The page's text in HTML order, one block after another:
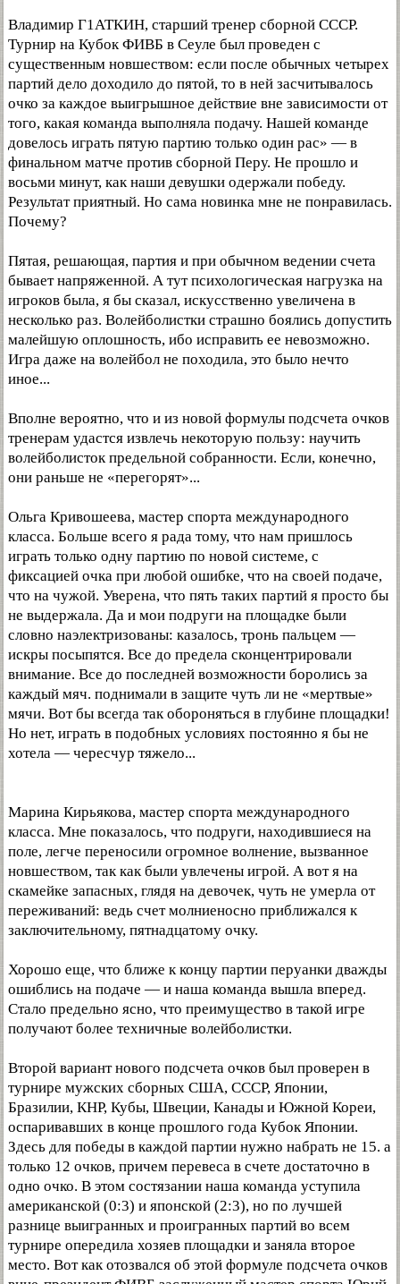
Владимир Г1АТКИН, старший тренер сборной СССР.
Турнир на Кубок ФИВБ в Сеуле был проведен с
существенным новшеством: если после обычных четырех
партий дело доходило до пятой, то в ней засчитывалось
очко за каждое выигрышное действие вне зависимости от
того, какая команда выполняла подачу. Нашей команде
довелось играть пятую партию только один рас» — в
финальном матче против сборной Перу. Не прошло и
восьми минут, как наши девушки одержали победу.
Результат приятный. Но сама новинка мне не понравилась.
Почему?
Пятая, решающая, партия и при обычном ведении счета
бывает напряженной. А тут психологическая нагрузка на
игроков была, я бы сказал, искусственно увеличена в
несколько раз. Волейболистки страшно боялись допустить
малейшую оплошность, ибо исправить ее невозможно.
Игра даже на волейбол не походила, это было нечто
иное...
Вполне вероятно, что и из новой формулы подсчета очков
тренерам удастся извлечь некоторую пользу: научить
волейболисток предельной собранности. Если, конечно,
они раньше не «перегорят»...
Ольга Кривошеева, мастер спорта международного
класса. Больше всего я рада тому, что нам пришлось
играть только одну партию по новой системе, с
фиксацией очка при любой ошибке, что на своей подаче,
что на чужой. Уверена, что пять таких партий я просто бы
не выдержала. Да и мои подруги на площадке были
словно наэлектризованы: казалось, тронь пальцем —
искры посыпятся. Все до предела сконцентрировали
внимание. Все до последней возможности боролись за
каждый мяч. поднимали в защите чуть ли не «мертвые»
мячи. Вот бы всегда так обороняться в глубине площадки!
Но нет, играть в подобных условиях постоянно я бы не
хотела — чересчур тяжело...
Марина Кирьякова, мастер спорта международного
класса. Мне показалось, что подруги, находившиеся на
поле, легче переносили огромное волнение, вызванное
новшеством, так как были увлечены игрой. А вот я на
скамейке запасных, глядя на девочек, чуть не умерла от
переживаний: ведь счет молниеносно приближался к
заключительному, пятнадцатому очку.
Хорошо еще, что ближе к концу партии перуанки дважды
ошиблись на подаче — и наша команда вышла вперед.
Стало предельно ясно, что преимущество в такой игре
получают более техничные волейболистки.
Второй вариант нового подсчета очков был проверен в
турнире мужских сборных США, СССР, Японии,
Бразилии, КНР, Кубы, Швеции, Канады и Южной Кореи,
оспаривавших в конце прошлого года Кубок Японии.
Здесь для победы в каждой партии нужно набрать не 15. а
только 12 очков, причем перевеса в счете достаточно в
одно очко. В этом состязании наша команда уступила
американской (0:3) и японской (2:3), но по лучшей
разнице выигранных и проигранных партий во всем
турнире опередила хозяев площадки и заняла второе
место. Вот как отозвался об этой формуле подсчета очков